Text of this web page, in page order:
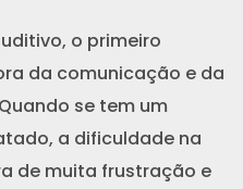
o primeiro
da comunicação e da
se tem um
a dificuldade na
de muita frustração e